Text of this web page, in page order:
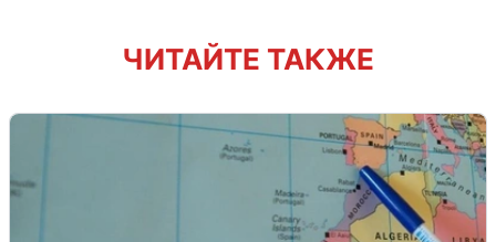
ЧИТАЙТЕ ТАКЖЕ